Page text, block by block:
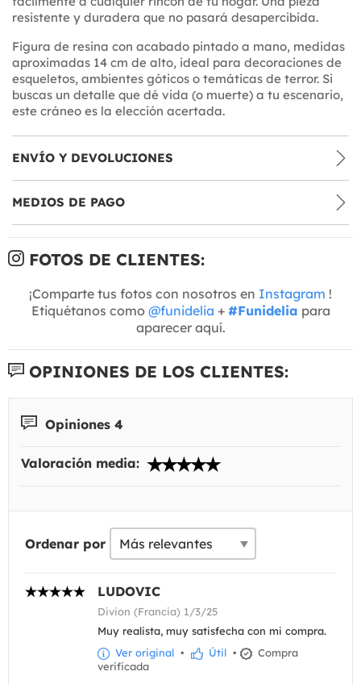
resistente y duradera que no pasará desapercibida.
Figura de resina con acabado pintado a mano, medidas
aproximadas 14 cm de alto, ideal para decoraciones de
esqueletos, ambientes góticos o temáticas de terror. Si
buscas un detalle que dé vida (o muerte) a tu escenario,
este cráneo es la elección acertada.
ENVÍO Y DEVOLUCIONES
MEDIOS DE PAGO
FOTOS DE CLIENTES:
¡Comparte tus fotos con nosotros en Instagram !
Etiquétanos como @funidelia + #Funidelia para
aparecer aquí.
OPINIONES DE LOS CLIENTES:
Opiniones 4
Valoración media:
Ordenar por
LUDOVIC
Divion (Francia) 1/3/25
Muy realista, muy satisfecha con mi compra.
Ver original • Útil •
Compra
verificada